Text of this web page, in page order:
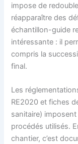
impose de
réapparaître des
échantillon-guide
intéressante : il
compris la
final.
Les
RE2020 et fiches
sanitaire) imposent
procédés utilisés.
chantier, c’est